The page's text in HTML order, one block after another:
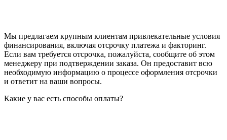
Мы предлагаем крупным клиентам привлекательные условия
финансирования, включая отсрочку платежа и факторинг.
Если вам требуется отсрочка, пожалуйста, сообщите об этом
менеджеру при подтверждении заказа. Он предоставит всю
необходимую информацию о процессе оформления отсрочки
и ответит на ваши вопросы.
Какие у вас есть способы оплаты?